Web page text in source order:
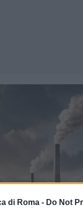
di Roma - Do Not